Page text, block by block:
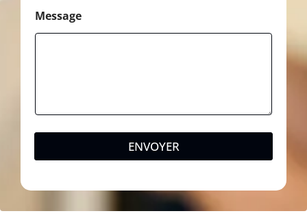
Message
ENVOYER